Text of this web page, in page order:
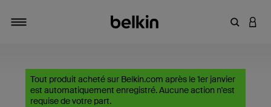
Saisir
Tout produit acheté sur Belkin.com après le 1er janvier
est automatiquement enregistré. Aucune action n'est
requise de votre part.